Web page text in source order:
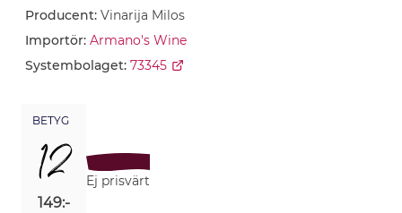
Producent: Vinarija Milos
Importör: Armano's Wine
Systembolaget: 73345
BETYG
12
149:-
Ej prisvärt